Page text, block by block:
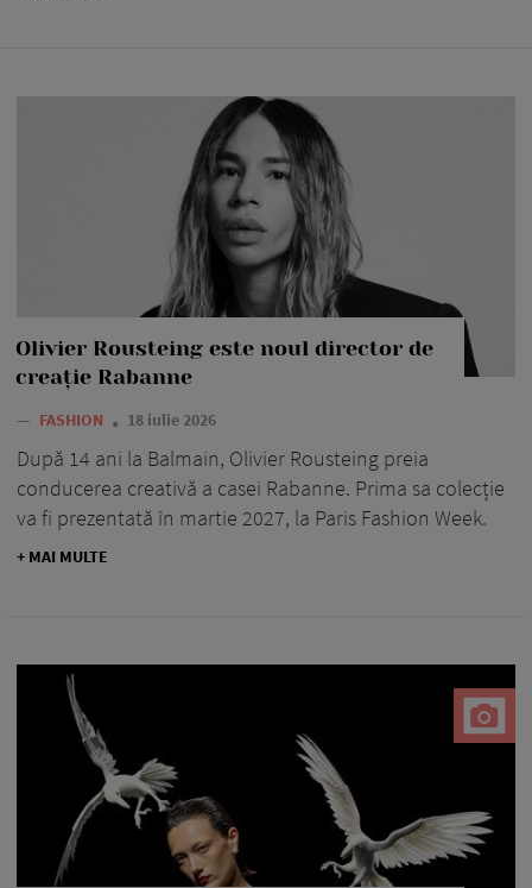
Olivier Rousteing este noul director de
creație Rabanne
— FASHION 18 iulie 2026
După 14 ani la Balmain, Olivier Rousteing preia
conducerea creativă a casei Rabanne. Prima sa colecție
va fi prezentată în martie 2027, la Paris Fashion Week.
+ MAI MULTE